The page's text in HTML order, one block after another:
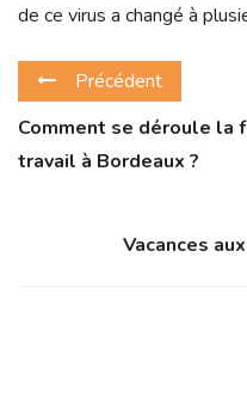
de ce virus a changé à
Précédent
Comment se déroule la
travail à Bordeaux ?
Vacances